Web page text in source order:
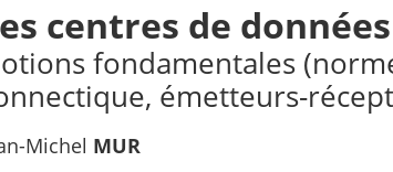
centres de données
fondamentales
émetteurs-
Michel MUR